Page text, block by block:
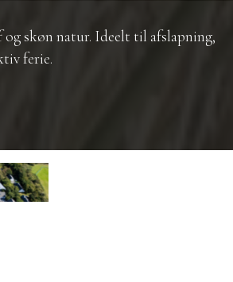
skøn natur. Ideelt til afslapning,
ferie.